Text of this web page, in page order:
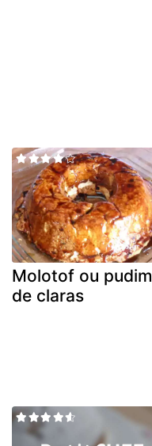
Molotof ou pudim
de claras